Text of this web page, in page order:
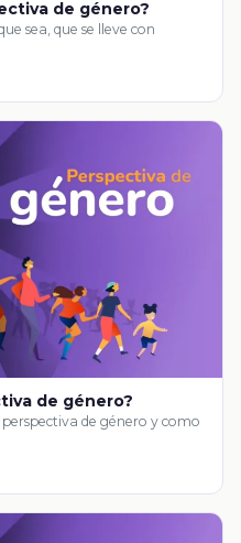
de género?
sea, que se lleve con
de género?
de género y como